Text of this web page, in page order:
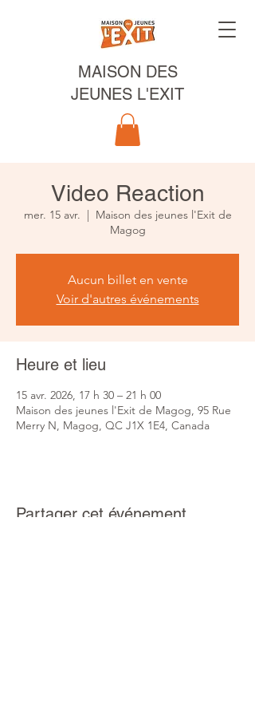
MAISON DES
JEUNES L'EXIT
Video Reaction
mer. 15 avr.
  |
Maison des jeunes l'Exit de
Magog
Aucun billet en vente
Voir d'autres événements
Heure et lieu
15 avr. 2026, 17 h 30 – 21 h 00
Maison des jeunes l'Exit de Magog, 95 Rue
Merry N, Magog, QC J1X 1E4, Canada
Partager cet événement